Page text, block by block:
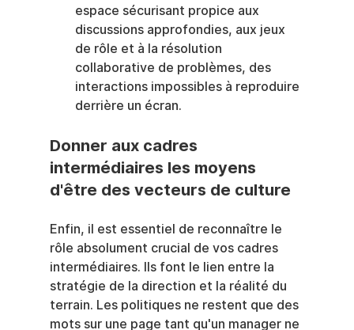
espace sécurisant propice aux
discussions approfondies, aux jeux
de rôle et à la résolution
collaborative de problèmes, des
interactions impossibles à reproduire
derrière un écran.
Donner aux cadres
intermédiaires les moyens
d'être des vecteurs de culture
Enfin, il est essentiel de reconnaître le
rôle absolument crucial de vos cadres
intermédiaires. Ils font le lien entre la
stratégie de la direction et la réalité du
terrain. Les politiques ne restent que des
mots sur une page tant qu'un manager ne